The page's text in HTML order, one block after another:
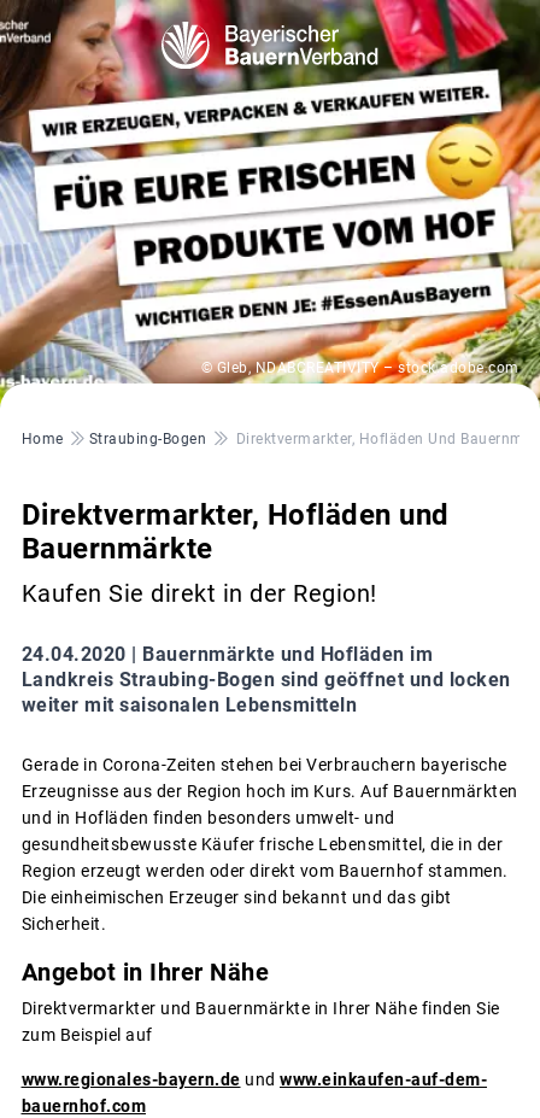
© Gleb, NDABCREATIVITY – stock.adobe.com
Pfadnavigation
Home Straubing-Bogen Direktvermarkter, Hofläden Und
Direktvermarkter, Hofläden und
Bauernmärkte
Kaufen Sie direkt in der Region!
24.04.2020 | Bauernmärkte und Hofläden im
Landkreis Straubing-Bogen sind geöffnet und locken
weiter mit saisonalen Lebensmitteln
Gerade in Corona-Zeiten stehen bei Verbrauchern bayerische
Erzeugnisse aus der Region hoch im Kurs. Auf Bauernmärkten
und in Hofläden finden besonders umwelt- und
gesundheitsbewusste Käufer frische Lebensmittel, die in der
Region erzeugt werden oder direkt vom Bauernhof stammen.
Die einheimischen Erzeuger sind bekannt und das gibt
Sicherheit.
Angebot in Ihrer Nähe
Direktvermarkter und Bauernmärkte in Ihrer Nähe finden Sie
zum Beispiel auf
www.regionales-bayern.de und www.einkaufen-auf-dem-
bauernhof.com